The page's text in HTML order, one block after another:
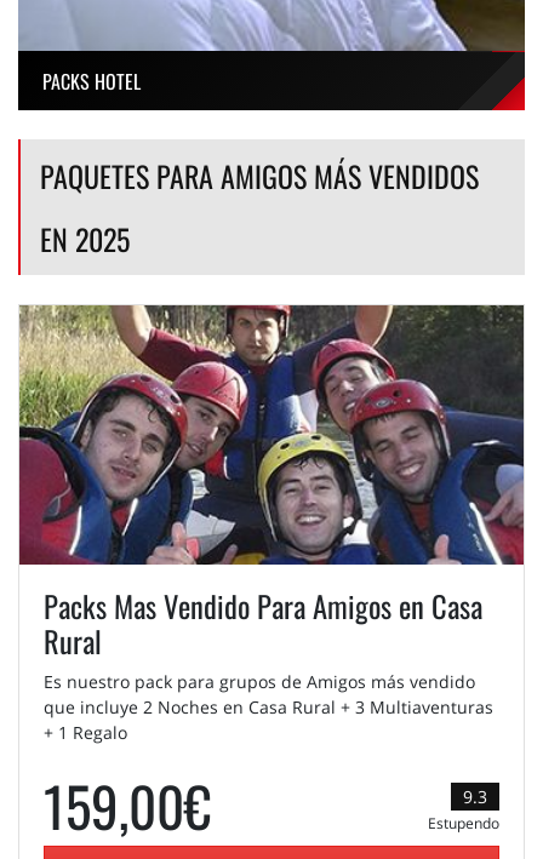
PACKS HOTEL
PAQUETES PARA AMIGOS MÁS VENDIDOS
EN 2025
Packs Mas Vendido Para Amigos en Casa
Rural
Es nuestro pack para grupos de Amigos más vendido
que incluye 2 Noches en Casa Rural + 3 Multiaventuras
+ 1 Regalo
159,00€ 9.3
Estupendo